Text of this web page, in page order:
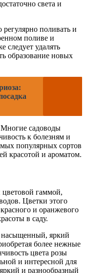
света и
поливать и
поливе и
следует удалять
образование новых
садоводы
к болезням и
популярных сортов
красотой и ароматом.
цветовой гаммой,
Цветки этого
и оранжевого
в саду.
насыщенный, яркий
более нежные
цвета розы
и интересной для
и разнообразный